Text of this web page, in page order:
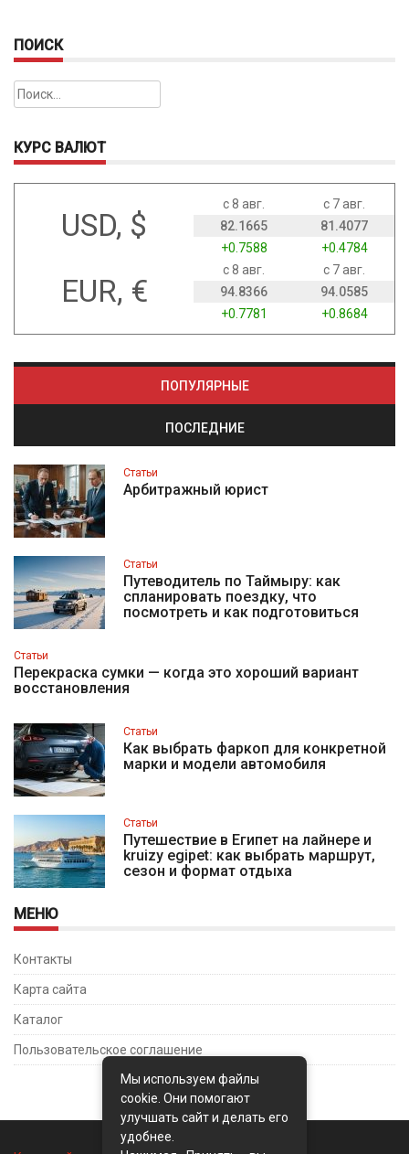
ПОИСК
Найти:
КУРС ВАЛЮТ
USD, $
с 8 авг.
с 7 авг.
82.1665
81.4077
+0.7588
+0.4784
EUR, €
с 8 авг.
с 7 авг.
94.8366
94.0585
+0.7781
+0.8684
ПОПУЛЯРНЫЕ
ПОСЛЕДНИЕ
Статьи
Арбитражный юрист
Статьи
Путеводитель по Таймыру: как
спланировать поездку, что
посмотреть и как подготовиться
Статьи
Перекраска сумки — когда это хороший вариант
восстановления
Статьи
Как выбрать фаркоп для конкретной
марки и модели автомобиля
Статьи
Путешествие в Египет на лайнере и
kruizy egipet: как выбрать маршрут,
сезон и формат отдыха
МЕНЮ
Контакты
Карта сайта
Каталог
Пользовательское соглашение
Мы используем файлы
cookie. Они помогают
улучшать сайт и делать его
удобнее.